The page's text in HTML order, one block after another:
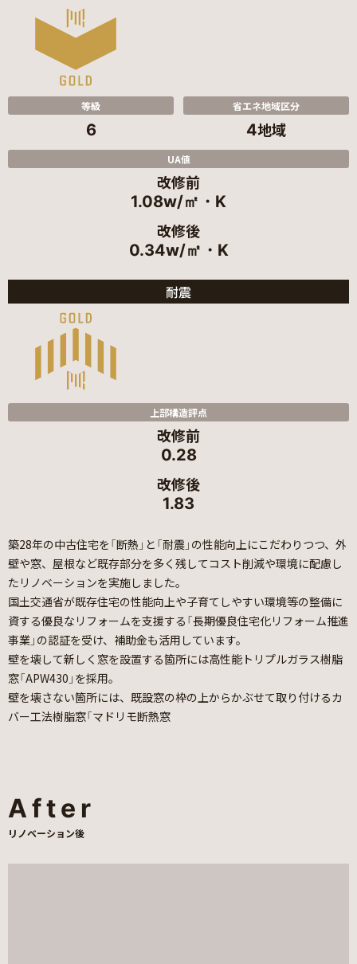
等級
6
省エネ地域区分
4地域
UA値
改修前
1.08w/㎡・K
改修後
0.34w/㎡・K
耐震
上部構造評点
改修前
0.28
改修後
1.83
築28年の中古住宅を「断熱」と「耐震」の性能向上にこだわりつつ、外
壁や窓、屋根など既存部分を多く残してコスト削減や環境に配慮し
たリノベーションを実施しました。
国土交通省が既存住宅の性能向上や子育てしやすい環境等の整備に
資する優良なリフォームを支援する「長期優良住宅化リフォーム推進
事業」の認証を受け、補助金も活用しています。
壁を壊して新しく窓を設置する箇所には高性能トリプルガラス樹脂
窓「APW430」を採用。
壁を壊さない箇所には、既設窓の枠の上からかぶせて取り付けるカ
バー工法樹脂窓「マドリモ断熱窓
After
リノベーション後